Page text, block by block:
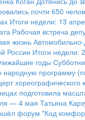
почти 650
Итоги недели: 13
Рабочая встреча
жизнь
России Итоги недели:
годы
народную программу
хореографического
подготовила
— 4 мая Татьяна
форум "Код